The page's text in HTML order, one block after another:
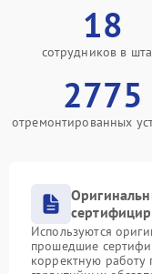
18
сотрудников в
2775
отремонтированных
Используются
прошедшие
корректную работу